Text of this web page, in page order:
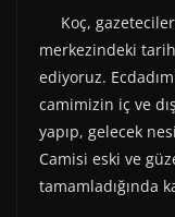
Koç,
merkezindeki
ediyoruz.
camimizin iç ve
yapıp, gelecek
Camisi eski ve
tamamladığında